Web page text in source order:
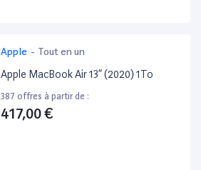
Apple - Tout en un
Apple MacBook Air 13” (2020) 1To
387 offres à partir de :
417,00 €